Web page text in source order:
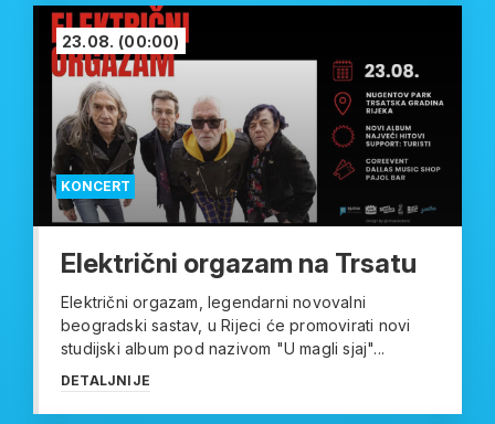
KONCERT
23.08. (00:00)
Električni orgazam na Trsatu
Električni orgazam, legendarni novovalni
beogradski sastav, u Rijeci će promovirati novi
studijski album pod nazivom "U magli sjaj"...
DETALJNIJE